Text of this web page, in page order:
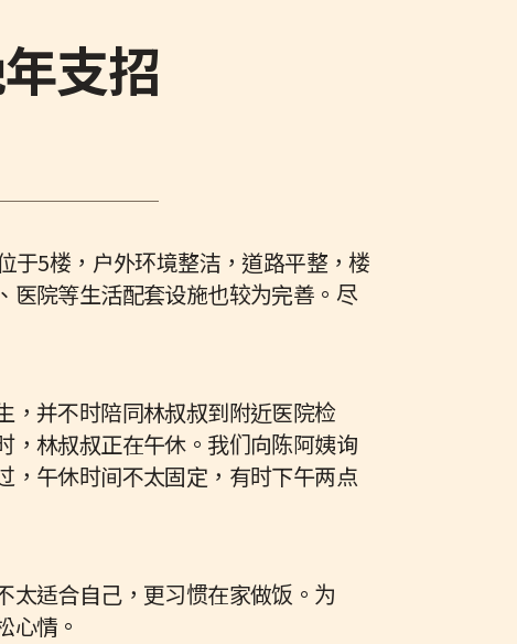
支招
于5楼，户外环境整洁，道路平整，楼
医院等生活配套设施也较为完善。尽
，并不时陪同林叔叔到附近医院检
，林叔叔正在午休。我们向陈阿姨询
，午休时间不太固定，有时下午两点
太适合自己，更习惯在家做饭。为
心情。